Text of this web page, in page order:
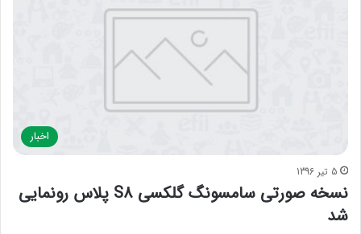
اخبار
5 تیر 1396
نسخه صورتی سامسونگ گلکسی S8 پلاس رونمایی
شد